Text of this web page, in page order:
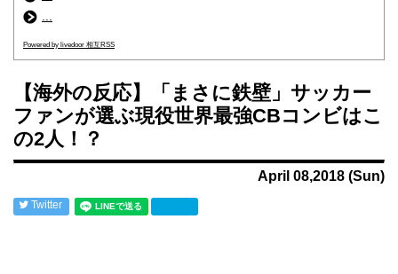
Powered by livedoor 相互RSS
【海外の反応】「まさに鉄壁」サッカー
ファンが選ぶ現役世界最強CBコンビはこ
の2人！？
April 08,2018 (Sun)
Twitter